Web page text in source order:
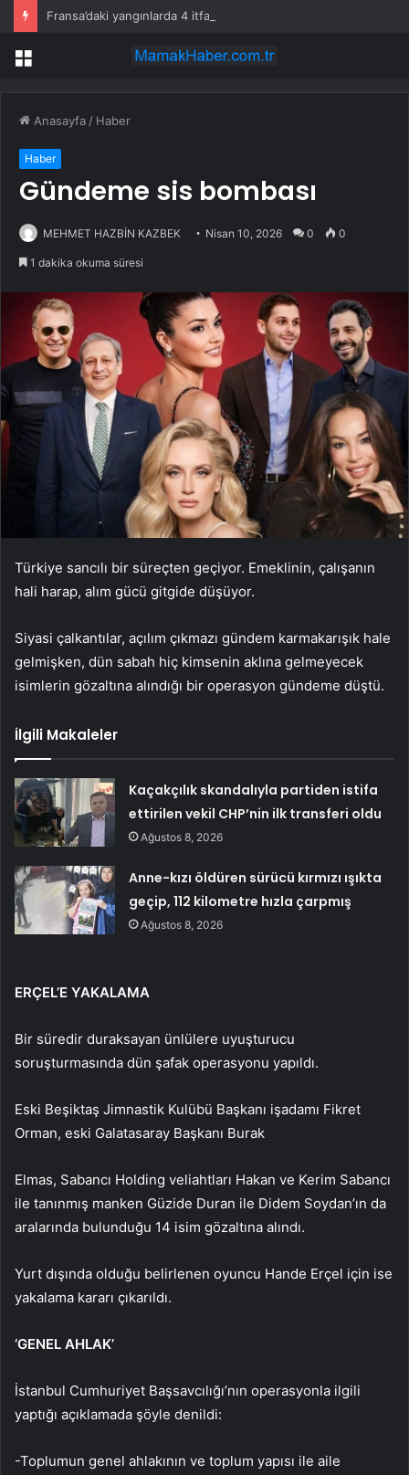
Fransa’daki yangınlarda 4 itfaiye eri hayatını kaybetti
Menü
Anasayfa / Haber
Haber
Gündeme sis bombası
MEHMET HAZBİN KAZBEK Nisan 10, 2026 0 0
1 dakika okuma süresi
Türkiye sancılı bir süreçten geçiyor. Emeklinin, çalışanın
hali harap, alım gücü gitgide düşüyor.
Siyasi çalkantılar, açılım çıkmazı gündem karmakarışık hale
gelmişken, dün sabah hiç kimsenin aklına gelmeyecek
isimlerin gözaltına alındığı bir operasyon gündeme düştü.
İlgili Makaleler
Kaçakçılık skandalıyla partiden istifa
ettirilen vekil CHP’nin ilk transferi oldu
Ağustos 8, 2026
Anne-kızı öldüren sürücü kırmızı ışıkta
geçip, 112 kilometre hızla çarpmış
Ağustos 8, 2026
ERÇEL’E YAKALAMA
Bir süredir duraksayan ünlülere uyuşturucu
soruşturmasında dün şafak operasyonu yapıldı.
Eski Beşiktaş Jimnastik Kulübü Başkanı işadamı Fikret
Orman, eski Galatasaray Başkanı Burak
Elmas, Sabancı Holding veliahtları Hakan ve Kerim Sabancı
ile tanınmış manken Güzide Duran ile Didem Soydan’ın da
aralarında bulunduğu 14 isim gözaltına alındı.
Yurt dışında olduğu belirlenen oyuncu Hande Erçel için ise
yakalama kararı çıkarıldı.
‘GENEL AHLAK’
İstanbul Cumhuriyet Başsavcılığı’nın operasyonla ilgili
yaptığı açıklamada şöyle denildi:
-Toplumun genel ahlakının ve toplum yapısı ile aile